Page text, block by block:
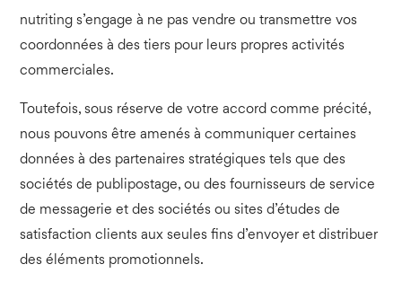
nutriting s’engage à ne pas vendre ou transmettre vos
coordonnées à des tiers pour leurs propres activités
commerciales.
Toutefois, sous réserve de votre accord comme précité,
nous pouvons être amenés à communiquer certaines
données à des partenaires stratégiques tels que des
sociétés de publipostage, ou des fournisseurs de service
de messagerie et des sociétés ou sites d’études de
satisfaction clients aux seules fins d’envoyer et distribuer
des éléments promotionnels.